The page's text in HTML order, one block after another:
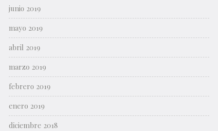
junio 2019
mayo 2019
abril 2019
marzo 2019
febrero 2019
enero 2019
diciembre 2018